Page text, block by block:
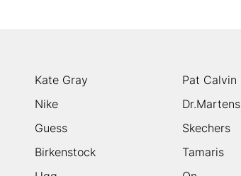
Kate Gray
Pat Calvin
Nike
Dr.Martens
Guess
Skechers
Birkenstock
Tamaris